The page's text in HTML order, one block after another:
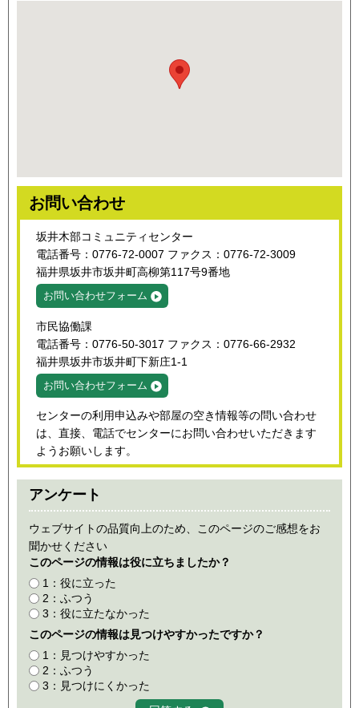
お問い合わせ
坂井木部コミュニティセンター
電話番号：0776-72-0007 ファクス：0776-72-3009
福井県坂井市坂井町高柳第117号9番地
お問い合わせフォーム
市民協働課
電話番号：0776-50-3017 ファクス：0776-66-2932
福井県坂井市坂井町下新庄1-1
お問い合わせフォーム
センターの利用申込みや部屋の空き情報等の問い合わせ
は、直接、電話でセンターにお問い合わせいただきます
ようお願いします。
アンケート
ウェブサイトの品質向上のため、このページのご感想をお
聞かせください
このページの情報は役に立ちましたか？
1：役に立った
2：ふつう
3：役に立たなかった
このページの情報は見つけやすかったですか？
1：見つけやすかった
2：ふつう
3：見つけにくかった